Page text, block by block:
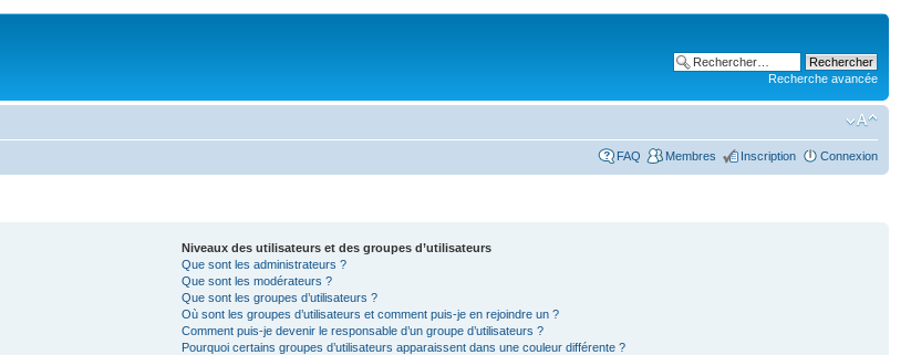
Recherche avancée
FAQ Membres Inscription Connexion
Niveaux des utilisateurs et des groupes d’utilisateurs
Que sont les administrateurs ?
Que sont les modérateurs ?
Que sont les groupes d’utilisateurs ?
Où sont les groupes d’utilisateurs et comment puis-je en rejoindre un ?
Comment puis-je devenir le responsable d’un groupe d’utilisateurs ?
Pourquoi certains groupes d’utilisateurs apparaissent dans une couleur différente ?